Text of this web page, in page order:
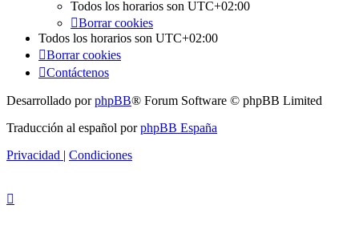
Todos los horarios son UTC+02:00
Borrar cookies
Todos los horarios son UTC+02:00
Borrar cookies
Contáctenos
Desarrollado porphpBB® Forum Software © phpBB Limited
Traducción al español porphpBB España
Privacidad | Condiciones